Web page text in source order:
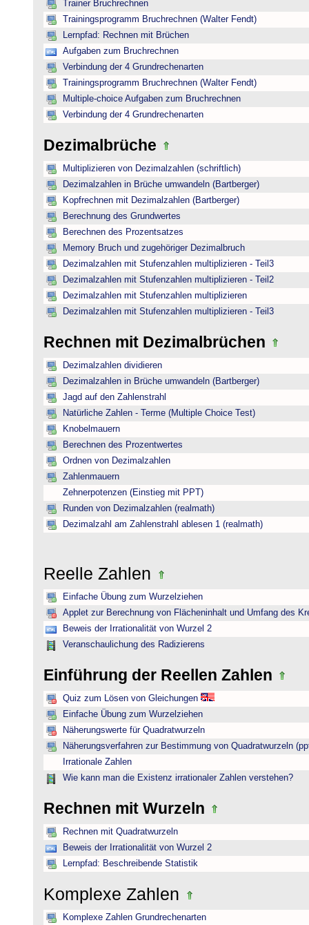
Trainer Bruchrechnen
Trainingsprogramm Bruchrechnen (Walter Fendt)
Lernpfad: Rechnen mit Brüchen
Aufgaben zum Bruchrechnen
Verbindung der 4 Grundrechenarten
Trainingsprogramm Bruchrechnen (Walter Fendt)
Multiple-choice Aufgaben zum Bruchrechnen
Verbindung der 4 Grundrechenarten
Dezimalbrüche
Multiplizieren von Dezimalzahlen (schriftlich)
Dezimalzahlen in Brüche umwandeln (Bartberger)
Kopfrechnen mit Dezimalzahlen (Bartberger)
Berechnung des Grundwertes
Berechnen des Prozentsatzes
Memory Bruch und zugehöriger Dezimalbruch
Dezimalzahlen mit Stufenzahlen multiplizieren - Teil3
Dezimalzahlen mit Stufenzahlen multiplizieren - Teil2
Dezimalzahlen mit Stufenzahlen multiplizieren
Dezimalzahlen mit Stufenzahlen multiplizieren - Teil3
Rechnen mit Dezimalbrüchen
Dezimalzahlen dividieren
Dezimalzahlen in Brüche umwandeln (Bartberger)
Jagd auf den Zahlenstrahl
Natürliche Zahlen - Terme (Multiple Choice Test)
Knobelmauern
Berechnen des Prozentwertes
Ordnen von Dezimalzahlen
Zahlenmauern
Zehnerpotenzen (Einstieg mit PPT)
Runden von Dezimalzahlen (realmath)
Dezimalzahl am Zahlenstrahl ablesen 1 (realmath)
Reelle Zahlen
Einfache Übung zum Wurzelziehen
Applet zur Berechnung von Flächeninhalt und Umfang des
Beweis der Irrationalität von Wurzel 2
Veranschaulichung des Radizierens
Einführung der Reellen Zahlen
Quiz zum Lösen von Gleichungen
Einfache Übung zum Wurzelziehen
Näherungswerte für Quadratwurzeln
Näherungsverfahren zur Bestimmung von Quadratwurzeln
Irrationale Zahlen
Wie kann man die Existenz irrationaler Zahlen verstehen?
Rechnen mit Wurzeln
Rechnen mit Quadratwurzeln
Beweis der Irrationalität von Wurzel 2
Lernpfad: Beschreibende Statistik
Komplexe Zahlen
Komplexe Zahlen Grundrechenarten